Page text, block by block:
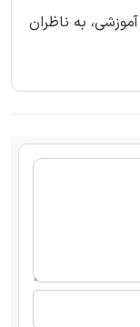
به ناظران